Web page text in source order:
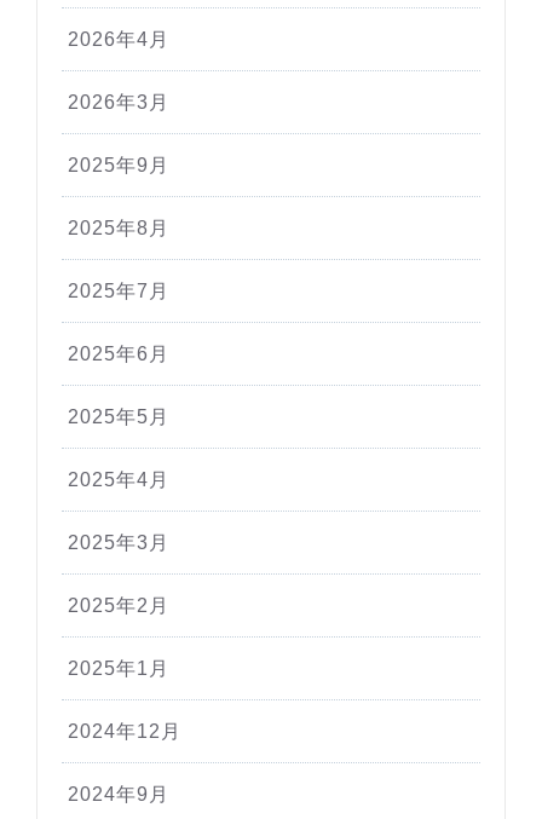
2026年4月
2026年3月
2025年9月
2025年8月
2025年7月
2025年6月
2025年5月
2025年4月
2025年3月
2025年2月
2025年1月
2024年12月
2024年9月